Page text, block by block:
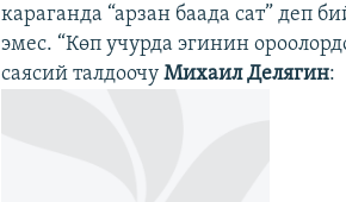
караганда “арзан баада сат” деп
эмес. “Көп учурда эгинин
саясий талдоочуМихаил Делягин: